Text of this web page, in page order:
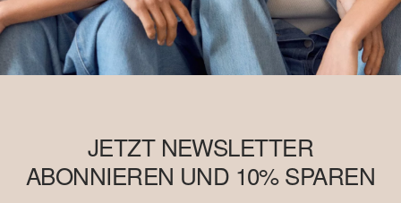
JETZT NEWSLETTER
ABONNIEREN UND 10% SPAREN